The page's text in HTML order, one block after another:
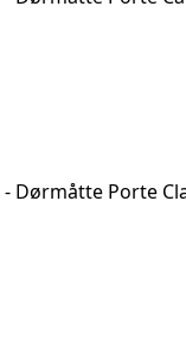
Dørmåtte Porte